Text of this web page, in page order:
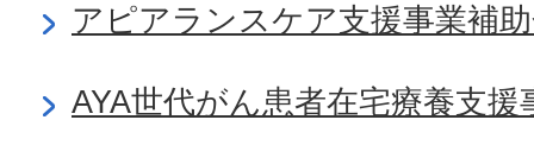
アピアランスケア支援事業補
AYA世代がん患者在宅療養支援